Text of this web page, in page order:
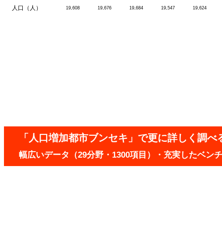
人口（人） 19,608 19,676 19,684 19,547 19,624
「人口増加都市ブンセキ」で更に詳しく調べ
幅広いデータ（29分野・1300項目）・充実したベン